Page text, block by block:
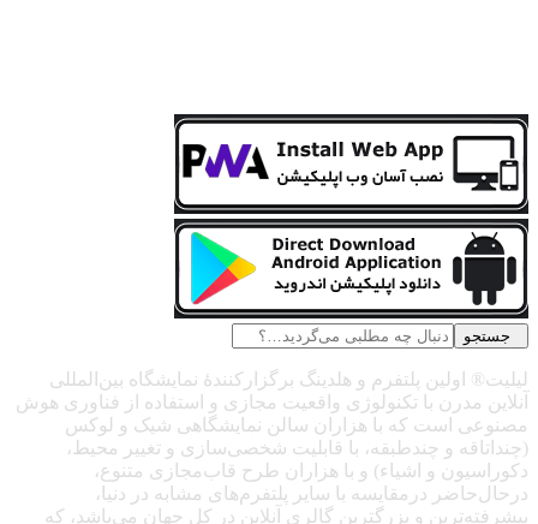
جستجو
لیلیت® اولین پلتفرم و هلدینگ برگزارکنندهٔ نمایشگاه بین‌المللی
آنلاین مدرن با تکنولوژی واقعیت مجازی و استفاده از فناوری هوش
مصنوعی است که با هزاران سالن نمایشگاهی شیک و لوکس
(چنداتاقه و چندطبقه، با قابلیت شخصی‌سازی و تغییر محیط،
دکوراسیون و اشیاء) و با هزاران طرح قاب‌مجازی متنوع،
درحال‌حاضر درمقایسه با سایر پلتفرم‌های مشابه در دنیا،
پیشرفته‌ترین و بزرگترین گالری آنلاین در کل جهان می‌باشد، که